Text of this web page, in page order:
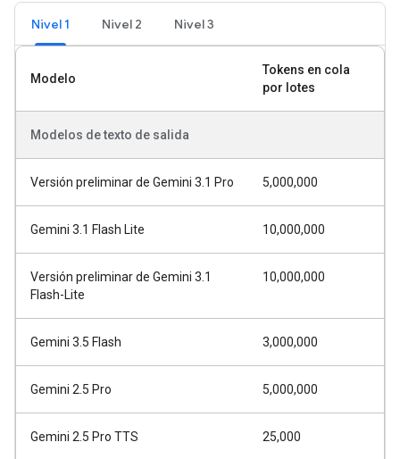
Nivel 1 Nivel 2 Nivel 3
Modelo
Tokens en cola
por lotes
Modelos de texto de salida
Versión preliminar de Gemini 3.1 Pro 5,000,000
Gemini 3.1 Flash Lite 10,000,000
Versión preliminar de Gemini 3.1
Flash-Lite
10,000,000
Gemini 3.5 Flash 3,000,000
Gemini 2.5 Pro 5,000,000
Gemini 2.5 Pro TTS 25,000